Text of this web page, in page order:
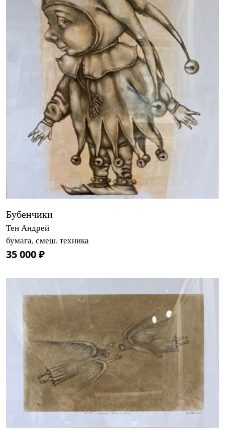
Бубенчики
Тен Андрей
бумага, смеш. техника
35 000 ₽